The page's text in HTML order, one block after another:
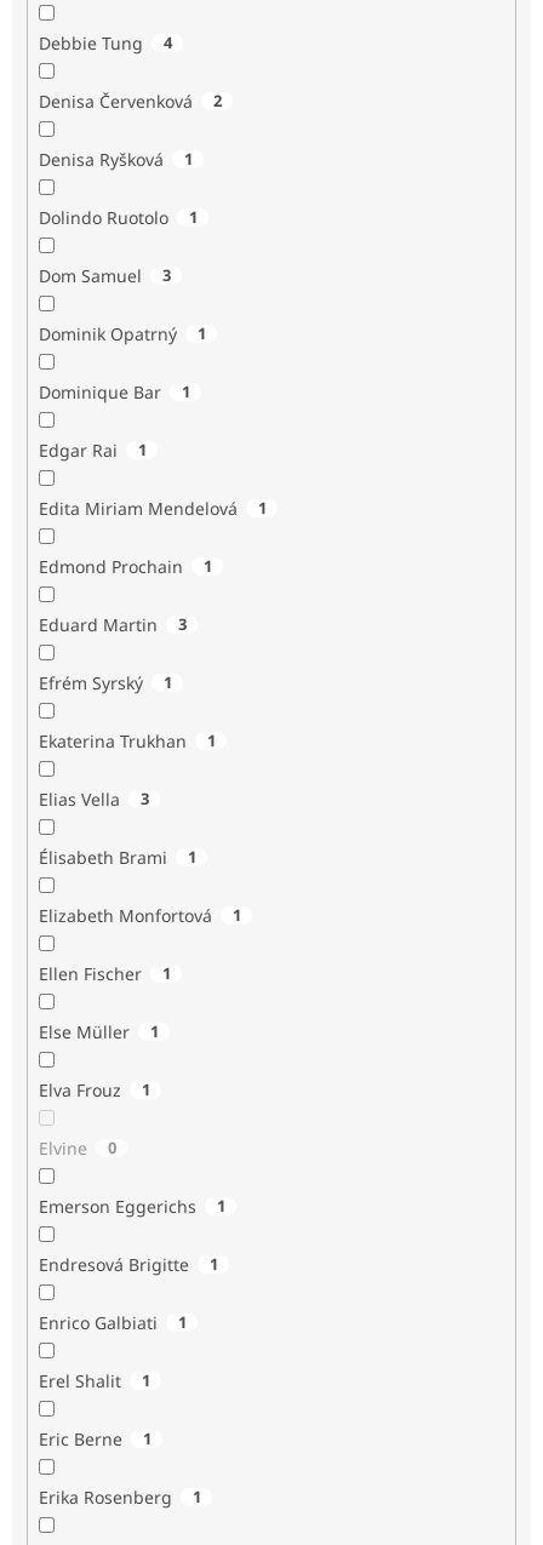
Debbie Tung 4
Denisa Červenková 2
Denisa Ryšková 1
Dolindo Ruotolo 1
Dom Samuel 3
Dominik Opatrný 1
Dominique Bar 1
Edgar Rai 1
Edita Miriam Mendelová 1
Edmond Prochain 1
Eduard Martin 3
Efrém Syrský 1
Ekaterina Trukhan 1
Elias Vella 3
Élisabeth Brami 1
Elizabeth Monfortová 1
Ellen Fischer 1
Else Müller 1
Elva Frouz 1
Elvine 0
Emerson Eggerichs 1
Endresová Brigitte 1
Enrico Galbiati 1
Erel Shalit 1
Eric Berne 1
Erika Rosenberg 1